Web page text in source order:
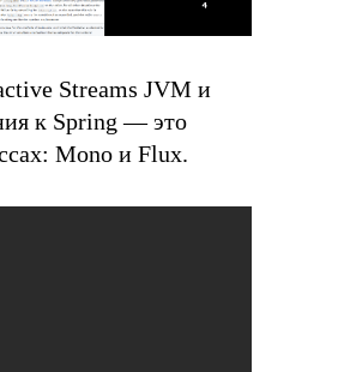
Streams JVM и
к Spring — это
Mono и Flux.